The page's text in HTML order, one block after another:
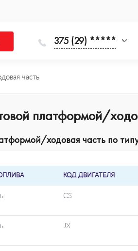
375 (29) *****
часть
платформой/
ходовая часть по
КОД ДВИГАТЕЛЯ
CS
JX